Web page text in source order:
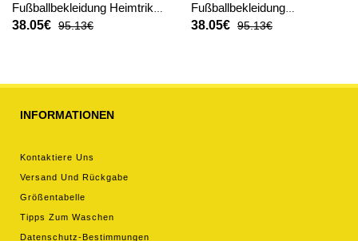
Fußballbekleidung Heimtrikot
Damen WM 2026 Kurzarm
38.05€ 95.13€
Fußballbekleidung
Auswärtstrikot Damen WM
38.05€ 95.13€
INFORMATIONEN
Kontaktiere Uns
Versand Und Rückgabe
Größentabelle
Tipps Zum Waschen
Datenschutz-Bestimmungen